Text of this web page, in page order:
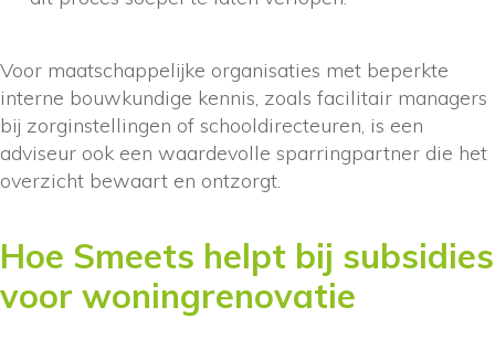
Voor maatschappelijke organisaties met beperkte
interne bouwkundige kennis, zoals facilitair managers
bij zorginstellingen of schooldirecteuren, is een
adviseur ook een waardevolle sparringpartner die het
overzicht bewaart en ontzorgt.
Hoe Smeets helpt bij subsidies
voor woningrenovatie